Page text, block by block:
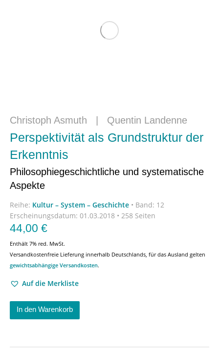
Christoph Asmuth Quentin Landenne
Perspektivität als Grundstruktur der
Erkenntnis
Philosophiegeschichtliche und systematische
Aspekte
Reihe: Kultur – System – Geschichte • Band: 12
Erscheinungsdatum: 01.03.2018 • 258 Seiten
44,00 €
Enthält 7% red. MwSt.
Versandkostenfreie Lieferung innerhalb Deutschlands, für das Ausland gelten
gewichtsabhängige Versandkosten.
Auf die Merkliste
In den Warenkorb